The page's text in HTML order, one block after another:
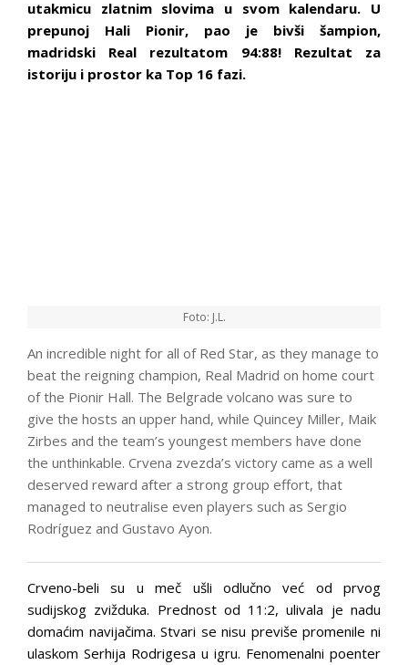
utakmicu zlatnim slovima u svom kalendaru. U
prepunoj Hali Pionir, pao je bivši šampion,
madridski Real rezultatom 94:88! Rezultat za
istoriju i prostor ka Top 16 fazi.
Foto: J.L.
An incredible night for all of Red Star, as they manage to
beat the reigning champion, Real Madrid on home court
of the Pionir Hall. The Belgrade volcano was sure to
give the hosts an upper hand, while Quincey Miller, Maik
Zirbes and the team’s youngest members have done
the unthinkable. Crvena zvezda’s victory came as a well
deserved reward after a strong group effort, that
managed to neutralise even players such as Sergio
Rodríguez and Gustavo Ayon.
Crveno-beli su u meč ušli odlučno već od prvog
sudijskog zvižduka. Prednost od 11:2, ulivala je nadu
domaćim navijačima. Stvari se nisu previše promenile ni
ulaskom Serhija Rodrigesa u igru. Fenomenalni poenter